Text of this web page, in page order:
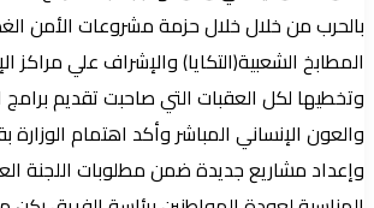
بالحرب من خلال خلال حزمة مشروعات الأمن
المطابخ الشعبية(التكايا) والإشراف علي مراكز
وتخطيها لكل العقبات التي صاحبت تقديم برامج
والعون الإنساني المباشر وأكد اهتمام الوزارة
وإعداد مشاريع جديدة ضمن مطلوبات اللجنة